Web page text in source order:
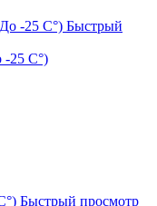
Быстрый
25 C°)
Быстрый просмотр